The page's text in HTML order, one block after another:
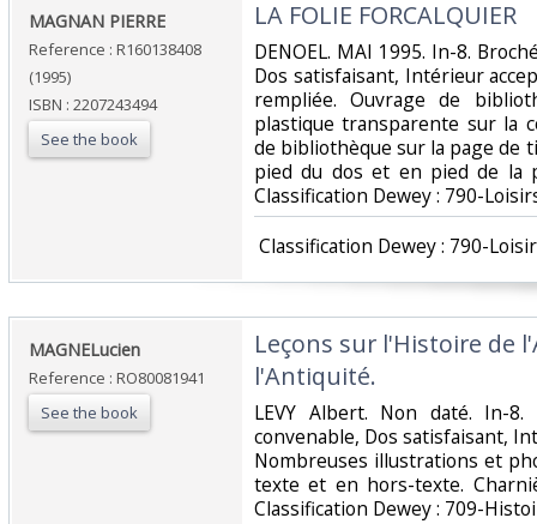
‎MAGNAN PIERRE‎
Reference : R160138408
(1995)
ISBN : 2207243494
See the book
‎LA FOLIE FORCALQUIER‎
‎DENOEL. MAI 1995. In-8.
Dos satisfaisant, Intérieur
rempliée. Ouvrage de
plastique transparente sur la
de bibliothèque sur la page de
pied du dos et en pied de la
Classification Dewey : 790-
Classification Dewey : 790-
‎MAGNELucien‎
Reference : RO80081941
See the book
‎Leçons sur l'Histoire de
l'Antiquité.‎
‎LEVY Albert. Non daté. In-8.
convenable, Dos satisfaisant,
Nombreuses illustrations et
texte et en hors-texte.
Classification Dewey : 709-